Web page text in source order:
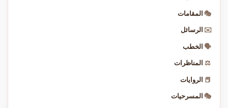
🎭 المقامات
✉️ الرسائل
🗣️ الخطب
⚖️ المناظرات
📕 الروايات
🎭 المسرحيات